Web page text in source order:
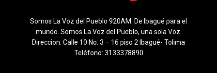
Somos La Voz del Pueblo 920AM. De Ibagué para el
mundo. Somos La Voz del Pueblo, una sola Voz.
Direccion: Calle 10 No. 3 – 16 piso 2 Ibagué- Tolima
Teléfono: 3133378890